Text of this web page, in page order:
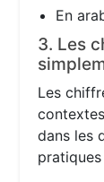
3. Les
Les
dans les
pratiques